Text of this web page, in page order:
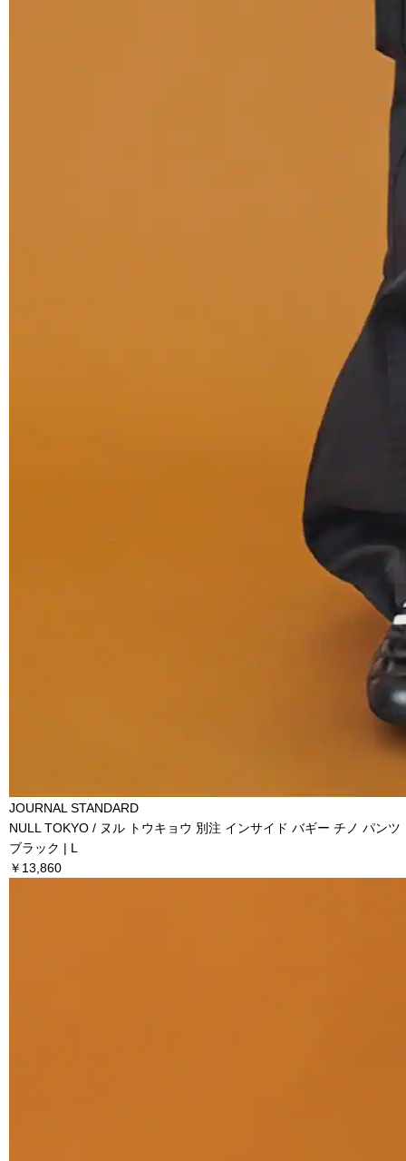
JOURNAL STANDARD
NULL TOKYO / ヌル トウキョウ 別注 インサイド バギー チノ パンツ
ブラック | L
￥13,860